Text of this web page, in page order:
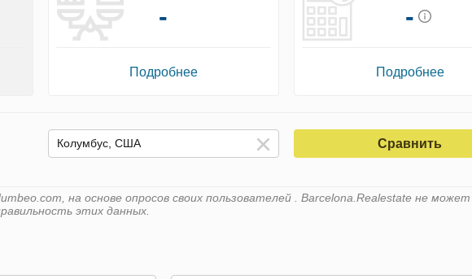
-
Подробнее
-
Подробнее
Сравнить
на основе опросов своих пользователей . Barcelona.Realestate не может
этих данных.